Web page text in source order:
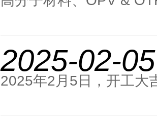
2025-02-05
2025年2月5日，开工大